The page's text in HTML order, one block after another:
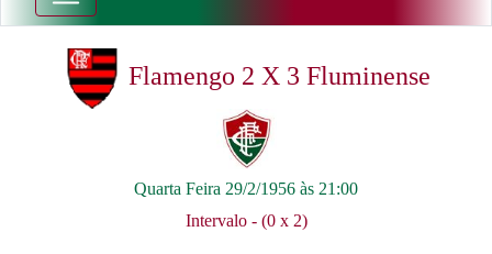
Flamengo 2 X 3 Fluminense
Quarta Feira 29/2/1956 às 21:00
Intervalo - (0 x 2)